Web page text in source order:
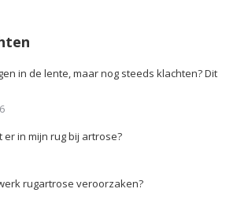
in de lente, maar nog steeds klachten? Dit
er in mijn rug bij artrose?
rugartrose veroorzaken?